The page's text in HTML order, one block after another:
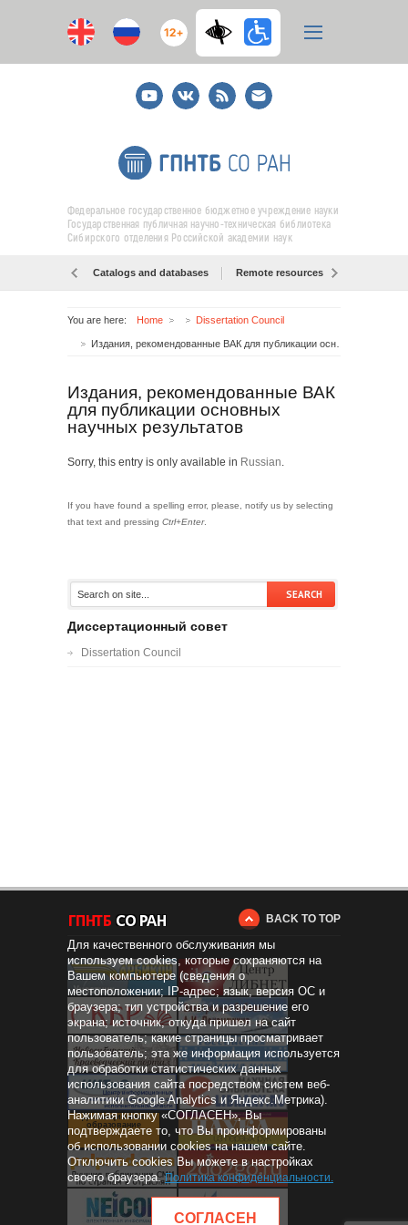
12+
YoutubeВКонтакте
RSS
E-
mail
подписка
Федеральное государственное бюджетное учреждение науки
Государственная публичная научно-техническая библиотека
Сибирского отделения Российской академии наук
Catalogs and databases Remote resources
You are here: Home Dissertation Council
Издания, рекомендованные ВАК
для публикации основных
научных результатов
Sorry, this entry is only available in Russian.
If you have found a spelling error, please, notify us by selecting
that text and pressing Ctrl+Enter.
Диссертационный совет
Dissertation Council
BACK TO TOP
Дистанционное
образование
Для качественного обслуживания мы
используем cookies, которые сохраняются на
Вашем компьютере (сведения о
местоположении; IP-адрес; язык, версия ОС и
браузера; тип устройства и разрешение его
экрана; источник, откуда пришел на сайт
пользователь; какие страницы просматривает
пользователь; эта же информация используется
для обработки статистических данных
использования сайта посредством систем веб-
аналитики Google Analytics и Яндекс.Метрика).
Нажимая кнопку «СОГЛАСЕН», Вы
подтверждаете то, что Вы проинформированы
об использовании cookies на нашем сайте.
Отключить cookies Вы можете в настройках
своего браузера.Политика конфиденциальности.
СОГЛАСЕН